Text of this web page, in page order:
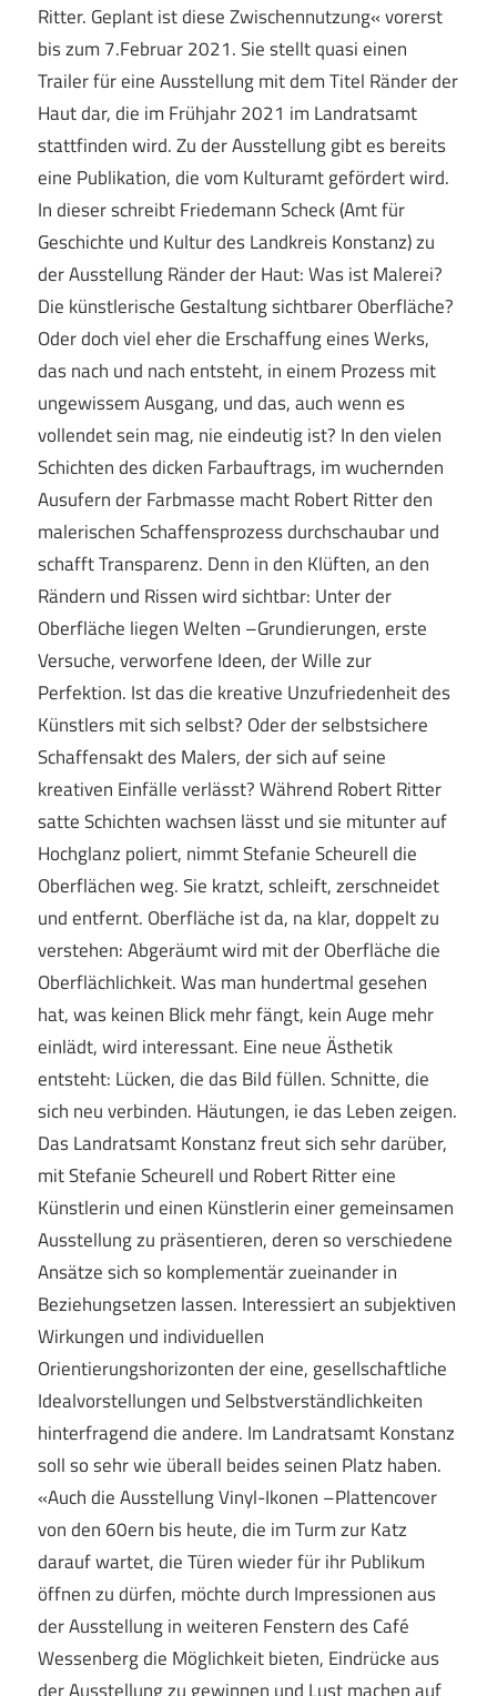
Ritter. Geplant ist diese Zwischennutzung« vorerst
bis zum 7.Februar 2021. Sie stellt quasi einen
Trailer für eine Ausstellung mit dem Titel Ränder der
Haut dar, die im Frühjahr 2021 im Landratsamt
stattfinden wird. Zu der Ausstellung gibt es bereits
eine Publikation, die vom Kulturamt gefördert wird.
In dieser schreibt Friedemann Scheck (Amt für
Geschichte und Kultur des Landkreis Konstanz) zu
der Ausstellung Ränder der Haut: Was ist Malerei?
Die künstlerische Gestaltung sichtbarer Oberfläche?
Oder doch viel eher die Erschaffung eines Werks,
das nach und nach entsteht, in einem Prozess mit
ungewissem Ausgang, und das, auch wenn es
vollendet sein mag, nie eindeutig ist? In den vielen
Schichten des dicken Farbauftrags, im wuchernden
Ausufern der Farbmasse macht Robert Ritter den
malerischen Schaffensprozess durchschaubar und
schafft Transparenz. Denn in den Klüften, an den
Rändern und Rissen wird sichtbar: Unter der
Oberfläche liegen Welten –Grundierungen, erste
Versuche, verworfene Ideen, der Wille zur
Perfektion. Ist das die kreative Unzufriedenheit des
Künstlers mit sich selbst? Oder der selbstsichere
Schaffensakt des Malers, der sich auf seine
kreativen Einfälle verlässt? Während Robert Ritter
satte Schichten wachsen lässt und sie mitunter auf
Hochglanz poliert, nimmt Stefanie Scheurell die
Oberflächen weg. Sie kratzt, schleift, zerschneidet
und entfernt. Oberfläche ist da, na klar, doppelt zu
verstehen: Abgeräumt wird mit der Oberfläche die
Oberflächlichkeit. Was man hundertmal gesehen
hat, was keinen Blick mehr fängt, kein Auge mehr
einlädt, wird interessant. Eine neue Ästhetik
entsteht: Lücken, die das Bild füllen. Schnitte, die
sich neu verbinden. Häutungen, ie das Leben zeigen.
Das Landratsamt Konstanz freut sich sehr darüber,
mit Stefanie Scheurell und Robert Ritter eine
Künstlerin und einen Künstlerin einer gemeinsamen
Ausstellung zu präsentieren, deren so verschiedene
Ansätze sich so komplementär zueinander in
Beziehungsetzen lassen. Interessiert an subjektiven
Wirkungen und individuellen
Orientierungshorizonten der eine, gesellschaftliche
Idealvorstellungen und Selbstverständlichkeiten
hinterfragend die andere. Im Landratsamt Konstanz
soll so sehr wie überall beides seinen Platz haben.
«Auch die Ausstellung Vinyl-Ikonen –Plattencover
von den 60ern bis heute, die im Turm zur Katz
darauf wartet, die Türen wieder für ihr Publikum
öffnen zu dürfen, möchte durch Impressionen aus
der Ausstellung in weiteren Fenstern des Café
Wessenberg die Möglichkeit bieten, Eindrücke aus
der Ausstellung zu gewinnen und Lust machen auf